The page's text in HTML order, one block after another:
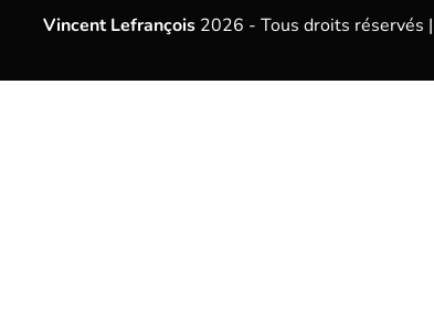
Vincent Lefrançois2026 - Tous droits réservés